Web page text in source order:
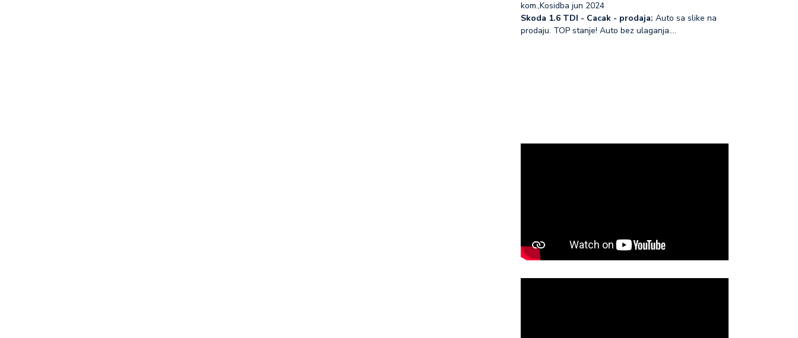
kom.,Kosidba jun 2024
Skoda 1.6 TDI - Cacak - prodaja: Auto sa slike na
prodaju. TOP stanje! Auto bez ulaganja.…